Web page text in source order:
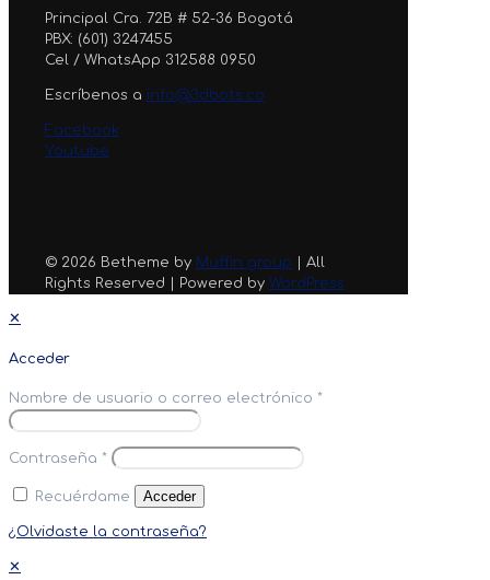
Principal Cra. 72B # 52-36 Bogotá
PBX: (601) 3247455
Cel / WhatsApp 312588 0950
Escríbenos a info@3dbots.co
Facebook
Youtube
© 2026 Betheme by Muffin group | All
Rights Reserved | Powered by WordPress
✕
Acceder
Nombre de usuario o correo electrónico *
Contraseña *
Recuérdame Acceder
¿Olvidaste la contraseña?
✕